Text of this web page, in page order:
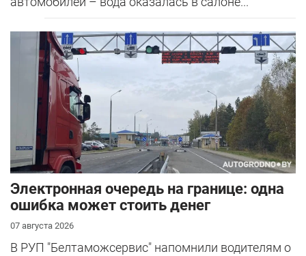
Электронная очередь на границе: одна
ошибка может стоить денег
07 августа 2026
В РУП "Белтаможсервис" напомнили водителям о